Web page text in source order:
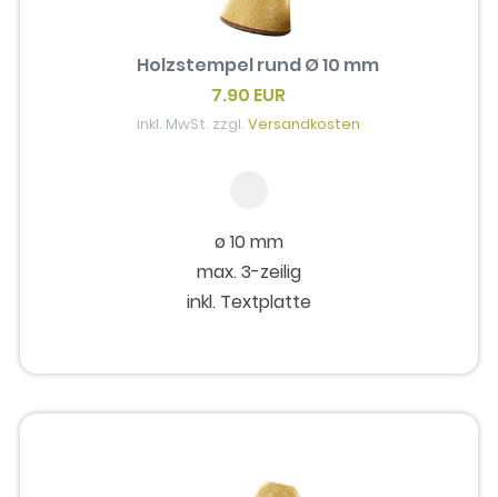
Holzstempel rund Ø 10 mm
7.90 EUR
inkl. MwSt. zzgl.Versandkosten
ø 10 mm
max. 3-zeilig
inkl. Textplatte